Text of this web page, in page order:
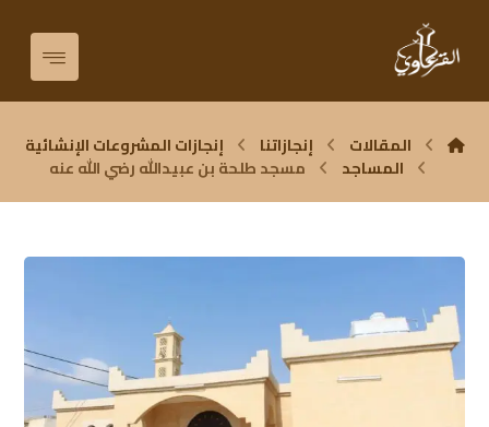
المقالات إنجازاتنا
إنجازات المشروعات الإنشائية
المساجد
مسجد طلحة بن عبيدالله رضي الله عنه